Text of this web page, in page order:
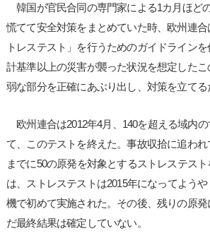
韓国が官民合同の専門家による1カ月ほど
慌てて安全対策をまとめていた時、欧州連
トレステスト」を行うためのガイドライン
計基準以上の災害が襲った状況を想定した
弱な部分を正確にあぶり出し、対策を立てる
欧州連合は2012年4月、140を超える域内
て、このテストを終えた。事故収拾に追わ
までに50の原発を対象とするストレステス
は、ストレステストは2015年になってよう
機で初めて実施された。その後、残りの原
だ最終結果は確定していない。